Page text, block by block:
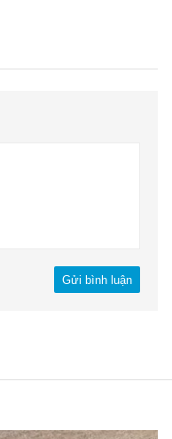
Gửi bình luận